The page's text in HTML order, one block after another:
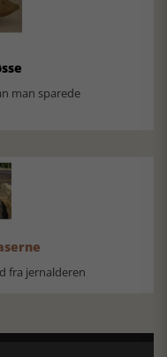
man sparede
fra jernalderen